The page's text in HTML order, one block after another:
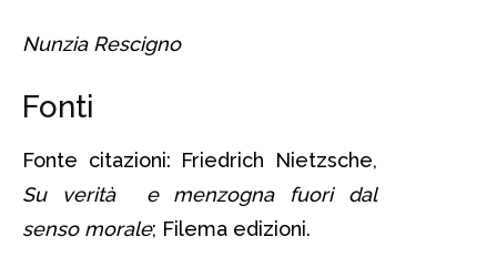
Nunzia Rescigno
Fonti
Fonte citazioni: Friedrich Nietzsche,
Su verità e menzogna fuori dal
senso morale; Filema edizioni.